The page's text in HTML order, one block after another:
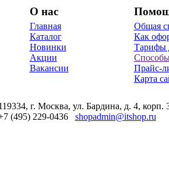
О нас
Главная
Каталог
Новинки
Акции
Вакансии
Общая
Как
Тарифы
Прайс-
Карта
г. Москва, ул. Бардина, д. 4, корп.
(495) 229-0436 shopadmin@itshop.ru